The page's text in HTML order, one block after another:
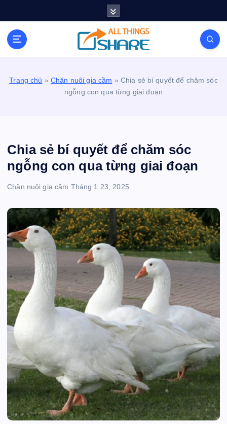
Personal Blog | Knowledge | Technology | Tips |
Pets | Life
Trang chủ » Chăn nuôi gia cầm » Chia sẻ bí quyết để chăm sóc
ngỗng con qua từng giai đoạn
Chia sẻ bí quyết để chăm sóc
ngỗng con qua từng giai đoạn
Chăn nuôi gia cầm Tháng 1 23, 2025